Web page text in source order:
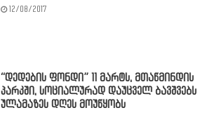
12/08/2017
“დედების ფონდი” 11 მარტს, მთაწმინდის
პარკში, სოციალურად დაუცველ ბავშვებს
ულამაზეს დღეს მოუწყობს